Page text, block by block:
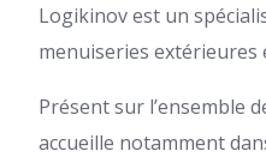
Logikinov est un
menuiseries extérieures
Présent sur l’ensemble
accueille notamment